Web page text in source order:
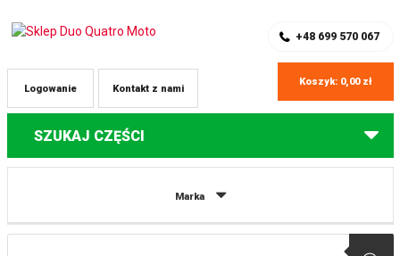
+48 699 570 067
Kontakt z nami
Logowanie
Koszyk: 0,00 zł
SZUKAJ CZĘŚCI
Marka
Wyszukiwarka
Części do quadów Yamaha
BALLS